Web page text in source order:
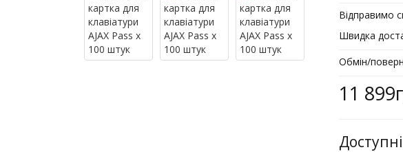
Відправимо
Швидка
Обмін/
11